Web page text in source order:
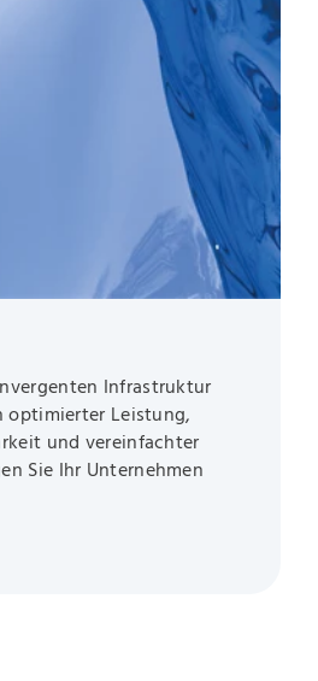
Infrastruktur
optimierter Leistung,
und vereinfachter
Sie Ihr Unternehmen